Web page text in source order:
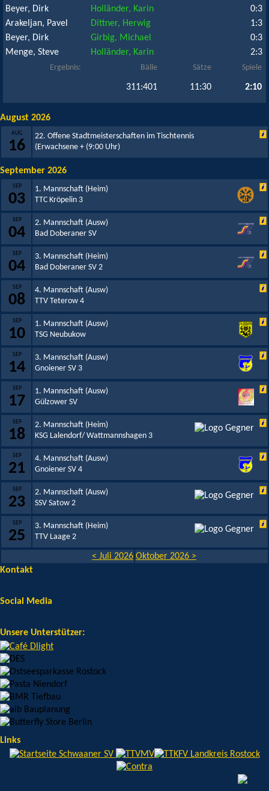
Beyer, Dirk
Holländer, Karin
0:3
Arakeljan, Pavel
Dittner, Herwig
1:3
Beyer, Dirk
Girbig, Michael
0:3
Menge, Steve
Holländer, Karin 2:3
Ergebnis: Bälle Sätze Spiele
311:401 11:30 2:10
August 2026
AUG
16
22. Offene Stadtmeisterschaften im Tischtennis
(Erwachsene + (9:00 Uhr)
September 2026
SEP
03
1. Mannschaft (Heim)
TTC Kröpelin 3
SEP
04
2. Mannschaft (Ausw)
Bad Doberaner SV
SEP
04
3. Mannschaft (Heim)
Bad Doberaner SV 2
SEP
08
4. Mannschaft (Ausw)
TTV Teterow 4
SEP
10
1. Mannschaft (Ausw)
TSG Neubukow
SEP
14
3. Mannschaft (Ausw)
Gnoiener SV 3
SEP
17
1. Mannschaft (Ausw)
Gülzower SV
SEP
18
2. Mannschaft (Heim)
KSG Lalendorf/ Wattmannshagen 3
SEP
21
4. Mannschaft (Ausw)
Gnoiener SV 4
SEP
23
2. Mannschaft (Ausw)
SSV Satow 2
SEP
25
3. Mannschaft (Heim)
TTV Laage 2
< Juli 2026 Oktober 2026 >
Kontakt
Social Media
Unsere Unterstützer:
Links